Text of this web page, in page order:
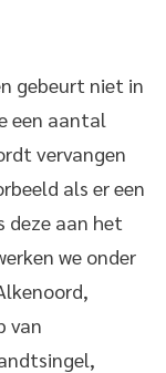
gebeurt niet in
een aantal
vervangen
als er een
deze aan het
we onder
van